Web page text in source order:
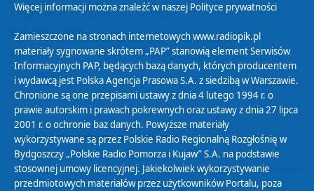
Organizacje Pożytku Publicznego
Cyfryzacja DAB+
Polityka ochrony danych osobowych
Abonament
Zamówienia publiczne
Biuletyn Informacji Publicznej
Więcej informacji można znaleźć w naszej Polityce prywatności
Zamieszczone na stronach internetowych www.radiopik.pl
materiały sygnowane skrótem „PAP” stanowią element Serwisów
Informacyjnych PAP, będących bazą danych, których producentem
i wydawcą jest Polska Agencja Prasowa S.A. z siedzibą w Warszawie.
Chronione są one przepisami ustawy z dnia 4 lutego 1994 r. o
prawie autorskim i prawach pokrewnych oraz ustawy z dnia 27 lipca
2001 r. o ochronie baz danych. Powyższe materiały
wykorzystywane są przez Polskie Radio Regionalną Rozgłośnię w
Bydgoszczy „Polskie Radio Pomorza i Kujaw” S.A. na podstawie
stosownej umowy licencyjnej. Jakiekolwiek wykorzystywanie
przedmiotowych materiałów przez użytkowników Portalu, poza